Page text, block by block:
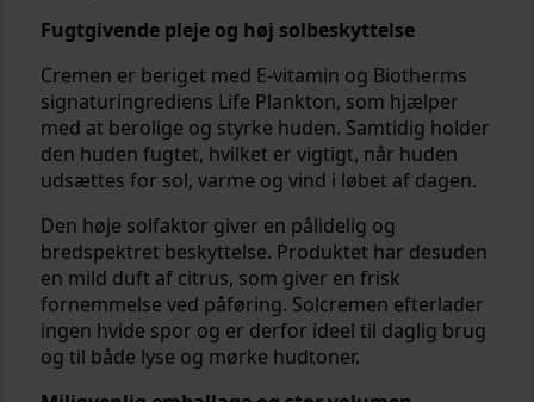
Fugtgivende pleje og høj solbeskyttelse
Cremen er beriget med E-vitamin og Biotherms
signaturingrediens Life Plankton, som hjælper
med at berolige og styrke huden. Samtidig holder
den huden fugtet, hvilket er vigtigt, når huden
udsættes for sol, varme og vind i løbet af dagen.
Den høje solfaktor giver en pålidelig og
bredspektret beskyttelse. Produktet har desuden
en mild duft af citrus, som giver en frisk
fornemmelse ved påføring. Solcremen efterlader
ingen hvide spor og er derfor ideel til daglig brug
og til både lyse og mørke hudtoner.